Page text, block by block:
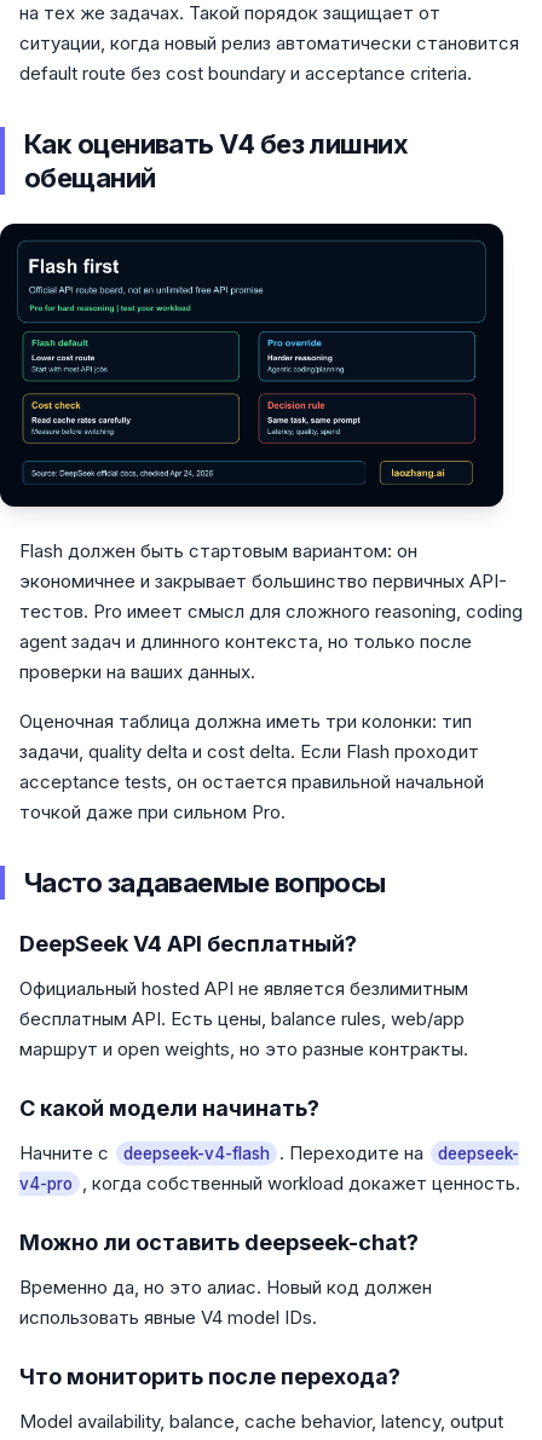
на тех же задачах. Такой порядок защищает от
ситуации, когда новый релиз автоматически становится
default route без cost boundary и acceptance criteria.
Как оценивать V4 без лишних
обещаний
Flash должен быть стартовым вариантом: он
экономичнее и закрывает большинство первичных API-
тестов. Pro имеет смысл для сложного reasoning, coding
agent задач и длинного контекста, но только после
проверки на ваших данных.
Оценочная таблица должна иметь три колонки: тип
задачи, quality delta и cost delta. Если Flash проходит
acceptance tests, он остается правильной начальной
точкой даже при сильном Pro.
Часто задаваемые вопросы
DeepSeek V4 API бесплатный?
Официальный hosted API не является безлимитным
бесплатным API. Есть цены, balance rules, web/app
маршрут и open weights, но это разные контракты.
С какой модели начинать?
Начните с deepseek-v4-flash . Переходите на
deepseek-
v4-pro
, когда собственный workload докажет ценность.
Можно ли оставить deepseek-chat?
Временно да, но это алиас. Новый код должен
использовать явные V4 model IDs.
Что мониторить после перехода?
Model availability, balance, cache behavior, latency, output